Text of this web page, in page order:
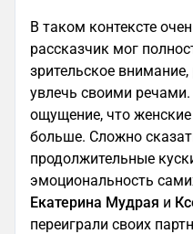
В таком контексте
рассказчик мог
зрительское
увлечь своими
ощущение, что
больше. Сложно
продолжительные
эмоциональность
Екатерина Мудрая и
переиграли своих